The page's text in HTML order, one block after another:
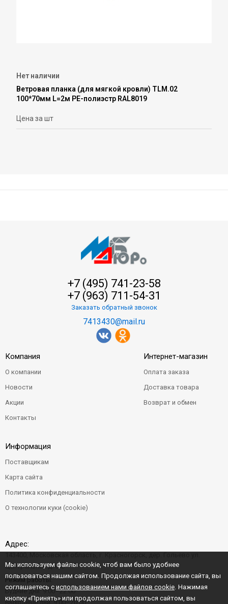
Нет наличии
Ветровая планка (для мягкой кровли) TLM.02
100*70мм L=2м РЕ-полиэстр RAL8019
Цена за шт
+7 (495) 741-23-58
+7 (963) 711-54-31
Заказать обратный звонок
7413430@mail.ru
Компания
О компании
Новости
Акции
Контакты
Интернет-магазин
Оплата заказа
Доставка товара
Возврат и обмен
Информация
Поставщикам
Карта сайта
Политика конфиденциальности
О технологии куки (cookie)
Адрес:
Центральная д. 6"Б"
Режим работы:
Будние дни: 9:00–22:00
Выходные дни: 9:00–20:00
Мы используем файлы cookie, чтоб вам было удобнее
пользоваться нашим сайтом. Продолжая использование сайта, вы
соглашаетесь с использованием нами файлов cookie . Нажимая
кнопку «Принять» или продолжая пользоваться сайтом, вы